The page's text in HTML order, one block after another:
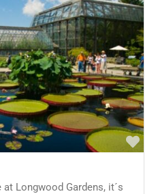
at Longwood Gardens, it´s